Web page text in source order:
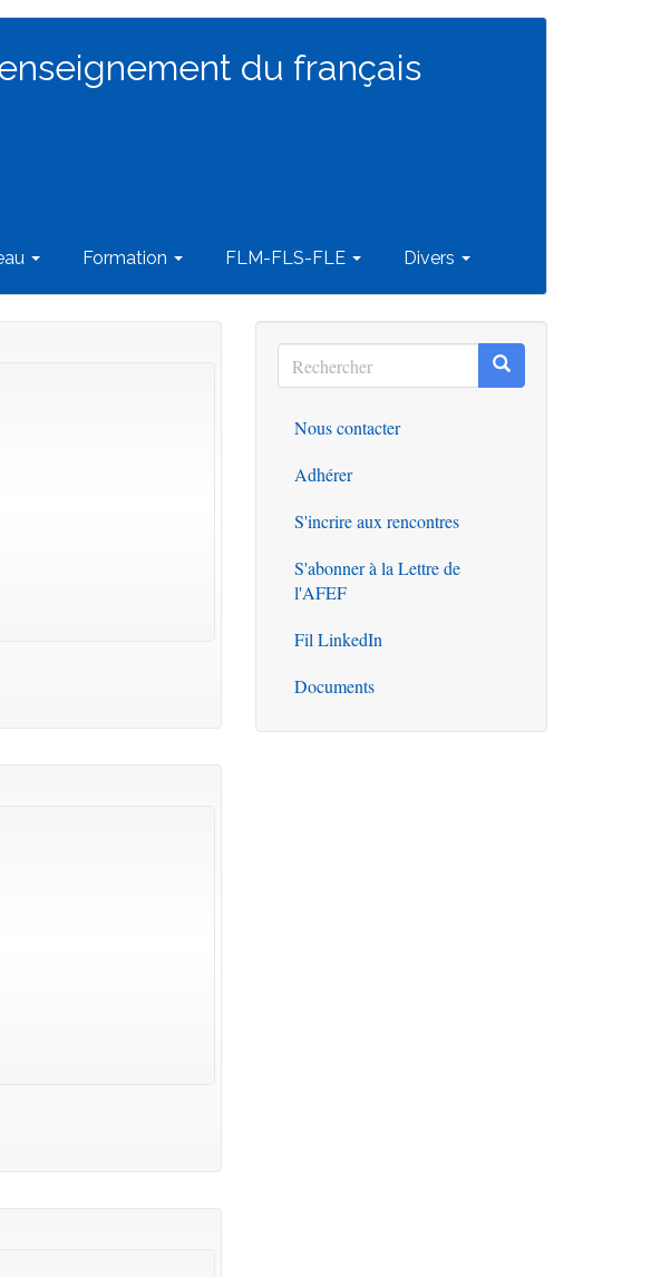
du français
Formation FLM-FLS-FLE Divers
Rechercher
Rechercher Rechercher
Outils
Nous contacter
Adhérer
S'incrire aux rencontres
S'abonner à la Lettre de
l'AFEF
Fil LinkedIn
Documents